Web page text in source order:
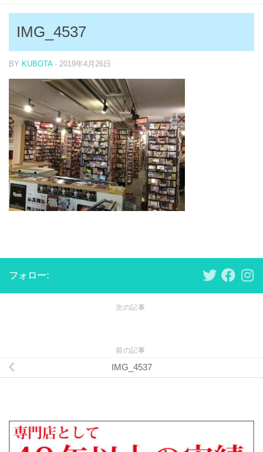
IMG_4537
BY KUBOTA · 2019年4月26日
フォロー:
次の記事
前の記事
IMG_4537